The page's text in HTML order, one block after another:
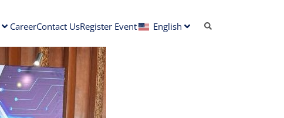
CareerContact UsRegister Event English